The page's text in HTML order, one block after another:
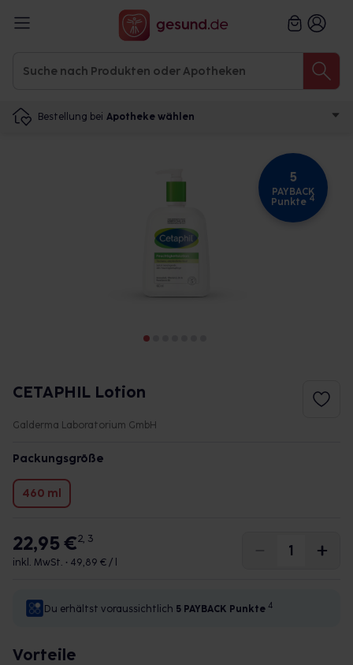
Bestellung bei Apotheke wählen
5
PAYBACK
Punkte 4
CETAPHIL Lotion
Galderma Laboratorium GmbH
Packungsgröße
460 ml
22,95 €2, 3
inkl. MwSt. • 49,89 € / l
Du erhältst voraussichtlich 5 PAYBACK Punkte 4
Vorteile